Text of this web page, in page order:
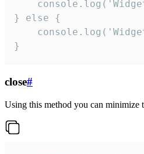
} else {
}
close#
Using this method you can minimize